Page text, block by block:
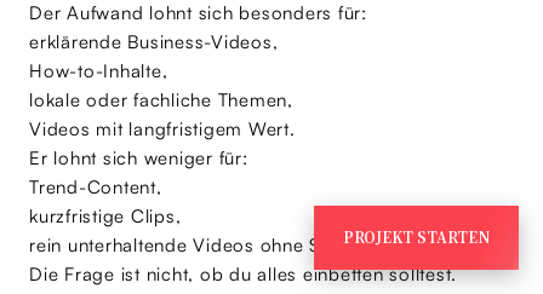
Der Aufwand lohnt sich besonders für:
erklärende Business-Videos,
How-to-Inhalte,
lokale oder fachliche Themen,
Videos mit langfristigem Wert.
Er lohnt sich weniger für:
Trend-Content,
kurzfristige Clips,
rein unterhaltende Videos ohne Suchintention.
Die Frage ist nicht, ob du alles einbetten solltest.
PROJEKT STARTEN